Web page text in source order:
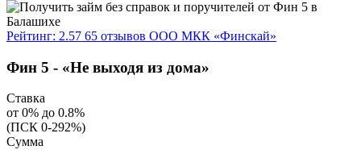
Рейтинг: 2.57 65 отзывов ООО МКК «Финскай»
Фин 5 - «Не выходя из дома»
Ставка
от 0% до 0.8%
(ПСК 0-292%)
Сумма